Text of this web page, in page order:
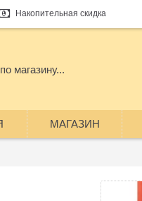
Накопительная скидка
МАГАЗИН